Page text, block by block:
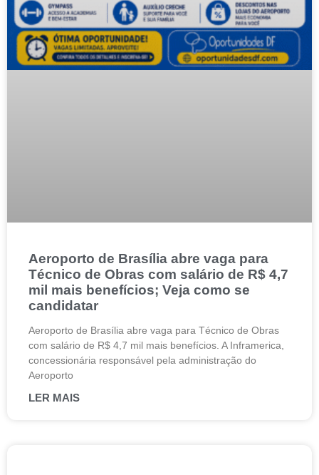
Aeroporto de Brasília abre vaga para
Técnico de Obras com salário de R$ 4,7
mil mais benefícios; Veja como se
candidatar
Aeroporto de Brasília abre vaga para Técnico de Obras
com salário de R$ 4,7 mil mais benefícios. A Inframerica,
concessionária responsável pela administração do
Aeroporto
LER MAIS